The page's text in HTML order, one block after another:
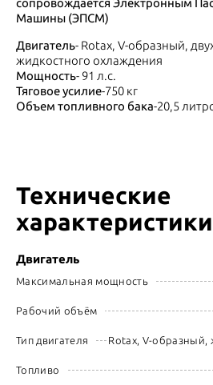
сопровождается Электронным
Машины (ЭПСМ)
Двигатель- Rotax, V-образный,
жидкостного охлаждения
Мощность- 91 л.с.
Тяговое усилие-750 кг
Объем топливного бака-20,5
Технические
характеристики
Двигатель
Максимальная мощность
Рабочий объём
Тип двигателя Rotax, V-образный,
Топливо